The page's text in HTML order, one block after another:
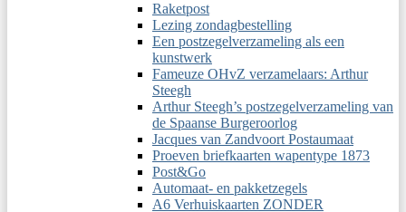
Raketpost
Lezing zondagbestelling
Een postzegelverzameling als een
kunstwerk
Fameuze OHvZ verzamelaars: Arthur
Steegh
Arthur Steegh’s postzegelverzameling van
de Spaanse Burgeroorlog
Jacques van Zandvoort Postaumaat
Proeven briefkaarten wapentype 1873
Post&Go
Automaat- en pakketzegels
A6 Verhuiskaarten ZONDER